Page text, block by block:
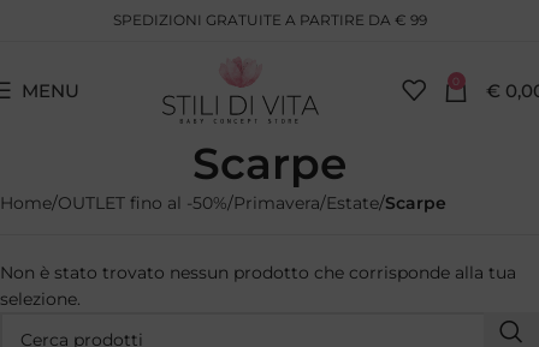
SPEDIZIONI GRATUITE A PARTIRE DA € 99
MENU 0 €
Scarpe
Home OUTLET fino al -50% Primavera/Estate Scarpe
Non è stato trovato nessun prodotto che corrisponde alla tua
selezione.